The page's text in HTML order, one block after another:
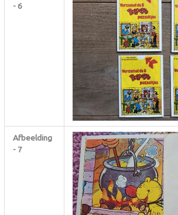
- 6
Afbeelding
- 7